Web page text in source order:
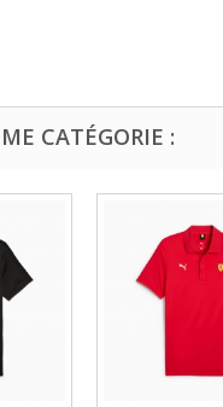
CATÉGORIE :